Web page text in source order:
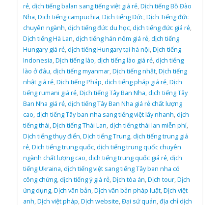
rẻ,dịch tiếng balan sang tiếng việt giá rẻ,Dịch tiếng Bồ Đào
Nha,Dịch tiếng campuchia,Dịch tiếng Đức,Dịch Tiếng đức
chuyên ngành,dịch tiếng đức du học,dịch tiếng đức giá rẻ,
Dịch tiếng Hà Lan,dịch tiếng hán nôm giá rẻ,dịch tiếng
Hungary giá rẻ,dịch tiếng Hungary tại hà nội,Dịch tiếng
Indonesia,Dịch tiếng lào,dịch tiếng lào giá rẻ,dịch tiếng
lào ở đâu,dịch tiếng myanmar,Dịch tiếng nhật,Dịch tiếng
nhật giá rẻ,Dịch tiếng Pháp,dịch tiếng pháp giá rẻ,Dịch
tiếng rumani giá rẻ,Dịch tiếng Tây Ban Nha,dịch tiếng Tây
Ban Nha giá rẻ,dịch tiếng Tây Ban Nha giá rẻ chất lượng
cao,dịch tiếng Tây ban nha sang tiếng việt lấy nhanh,dịch
tiếng thái,Dịch tiếng Thái Lan,dịch tiếng thái lan miễn phí,
Dịch tiếng thụy điển,Dịch tiếng Trung,dịch tiếng trung giá
rẻ,Dịch tiếng trung quốc,dịch tiếng trung quốc chuyên
ngành chất lượng cao,dịch tiếng trung quốc giá rẻ,dịch
tiếng Ukraina,dịch tiếng việt sang tiếng Tây ban nha có
công chứng,dịch tiếng ý giá rẻ,Dịch tòa án,Dịch tour,Dịch
ứng dụng,Dịch văn bản,Dịch văn bản pháp luật,Dịch việt
anh,Dịch việt pháp,Dịch website,Đại sứ quán,địa chỉ dịch